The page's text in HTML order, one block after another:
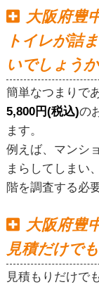
大阪府豊
トイレが詰
いでしょう
簡単なつまりで
5,800円(税込)の
ます。
例えば、マンシ
まらしてしまい
階を調査する必
大阪府豊
見積だけで
見積もりだけで